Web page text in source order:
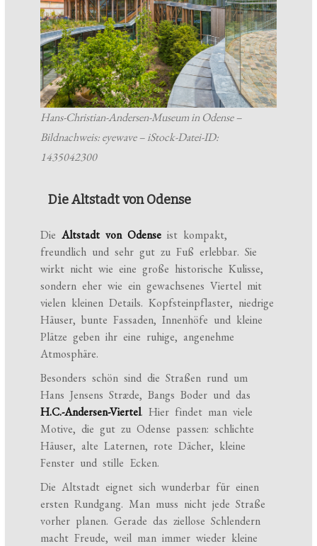
Hans-Christian-Andersen-Museum in Odense –
Bildnachweis: eyewave – iStock-Datei-ID:
1435042300
Die Altstadt von Odense
DieAltstadt von Odense ist kompakt,
freundlich und sehr gut zu Fuß erlebbar. Sie
wirkt nicht wie eine große historische Kulisse,
sondern eher wie ein gewachsenes Viertel mit
vielen kleinen Details. Kopfsteinpflaster, niedrige
Häuser, bunte Fassaden, Innenhöfe und kleine
Plätze geben ihr eine ruhige, angenehme
Atmosphäre.
Besonders schön sind die Straßen rund um
Hans Jensens Stræde, Bangs Boder und das
H.C.-Andersen-Viertel. Hier findet man viele
Motive, die gut zu Odense passen: schlichte
Häuser, alte Laternen, rote Dächer, kleine
Fenster und stille Ecken.
Die Altstadt eignet sich wunderbar für einen
ersten Rundgang. Man muss nicht jede Straße
vorher planen. Gerade das ziellose Schlendern
macht Freude, weil man immer wieder kleine